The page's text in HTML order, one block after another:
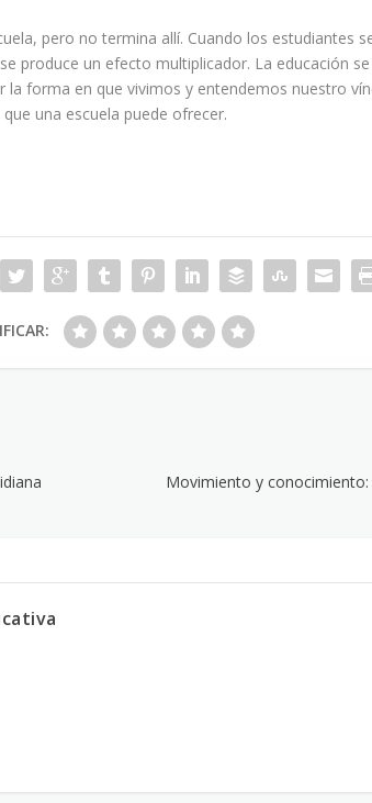
pero no termina allí. Cuando los estudiantes
produce un efecto multiplicador. La educación
forma en que vivimos y entendemos nuestro
una escuela puede ofrecer.
Movimiento y